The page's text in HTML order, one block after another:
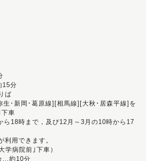
15分
ば
生･新岡･葛原線][相馬線][大秋･居森平線]を
車
18時まで，及び12月～3月の10時から17
利用できます。
学病院前｣下車）
…約10分